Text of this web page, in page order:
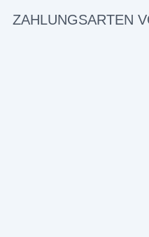
ZAHLUNGSARTEN